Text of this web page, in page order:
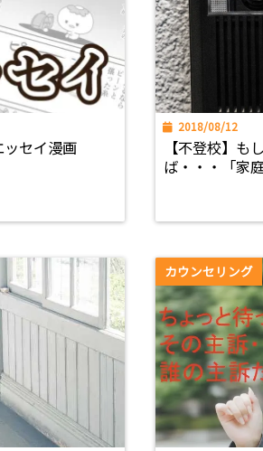
ッセイ漫画
2018/08/12
【不登校】も
ば・・・「家
カウンセリング